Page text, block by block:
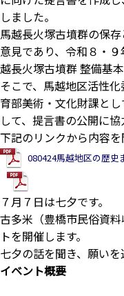
しました。
馬越長火塚古墳群の保
意見であり、令和８・
越長火塚古墳群 整備基
そこで、馬越地区活性
育部美術・文化財課と
して、提言書の公開に
下記のリンクから内容を
080424馬越地区の歴史
７月７日は七夕です。
古多米（豊橋市民俗資
トを開催します。
七夕の話を聞き、願い
イベント概要